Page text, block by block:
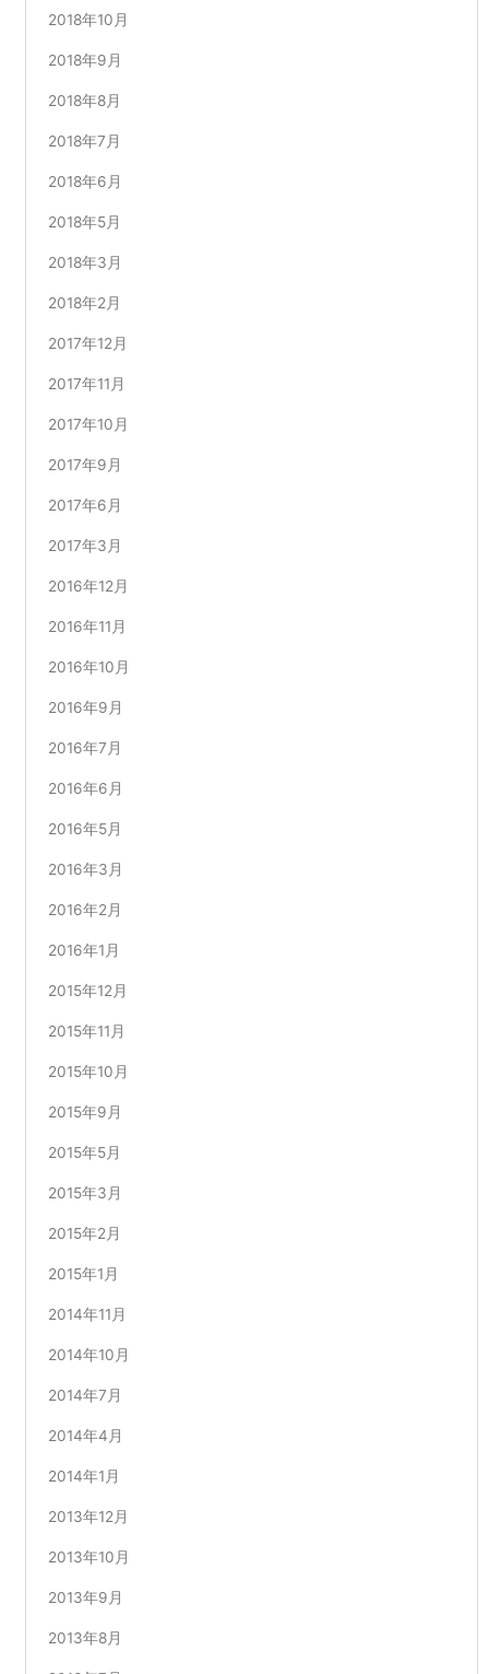
2018年10月
2018年9月
2018年8月
2018年7月
2018年6月
2018年5月
2018年3月
2018年2月
2017年12月
2017年11月
2017年10月
2017年9月
2017年6月
2017年3月
2016年12月
2016年11月
2016年10月
2016年9月
2016年7月
2016年6月
2016年5月
2016年3月
2016年2月
2016年1月
2015年12月
2015年11月
2015年10月
2015年9月
2015年5月
2015年3月
2015年2月
2015年1月
2014年11月
2014年10月
2014年7月
2014年4月
2014年1月
2013年12月
2013年10月
2013年9月
2013年8月